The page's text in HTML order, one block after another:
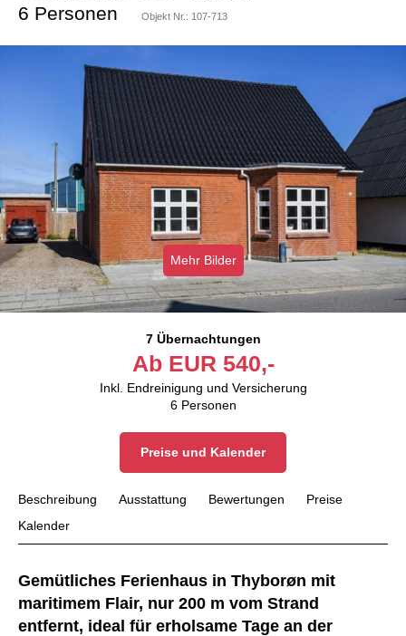
6 Personen Objekt Nr.: 107-713
Mehr Bilder
7 Übernachtungen
Ab EUR 540,-
Inkl. Endreinigung und Versicherung
6 Personen
Preise und Kalender
Beschreibung Ausstattung Bewertungen
Preise
Kalender
Gemütliches Ferienhaus in Thyborøn mit
maritimem Flair, nur 200 m vom Strand
entfernt, ideal für erholsame Tage an der